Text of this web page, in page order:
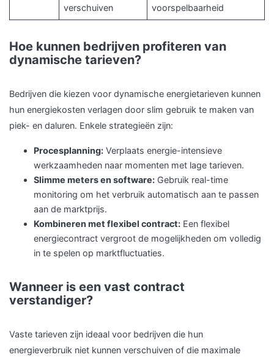
verschuiven voorspelbaarheid
Hoe kunnen bedrijven profiteren van
dynamische tarieven?
Bedrijven die kiezen voor dynamische energietarieven kunnen
hun energiekosten verlagen door slim gebruik te maken van
piek- en daluren. Enkele strategieën zijn:
Procesplanning: Verplaats energie-intensieve
werkzaamheden naar momenten met lage tarieven.
Slimme meters en software: Gebruik real-time
monitoring om het verbruik automatisch aan te passen
aan de marktprijs.
Kombineren met flexibel contract: Een flexibel
energiecontract vergroot de mogelijkheden om volledig
in te spelen op marktfluctuaties.
Wanneer is een vast contract
verstandiger?
Vaste tarieven zijn ideaal voor bedrijven die hun
energieverbruik niet kunnen verschuiven of die maximale